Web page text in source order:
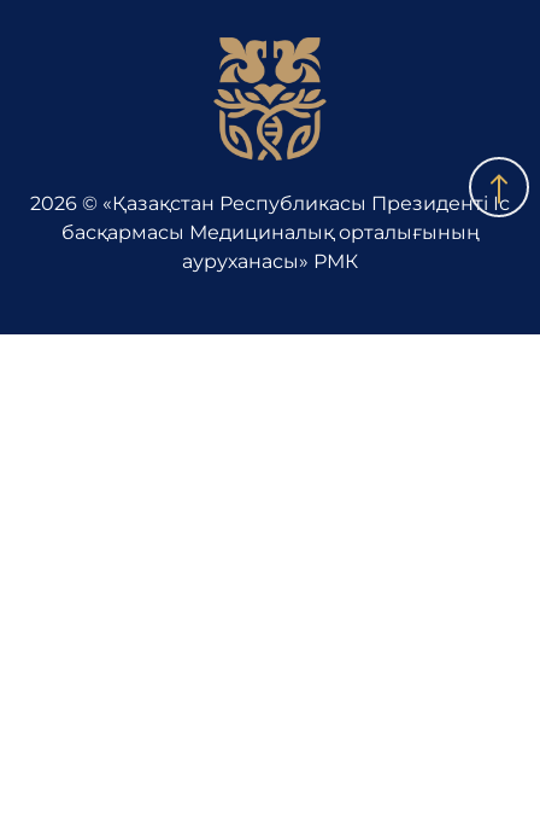
2026 © «Қазақстан Республикасы Президенті Іс
басқармасы Медициналық орталығының
ауруханасы» РМК